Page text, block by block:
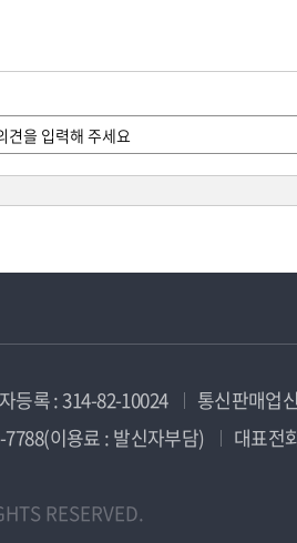
등록 : 314-82-10024
통신판매업
이용료 : 발신자부담)
대표전
RESERVED.